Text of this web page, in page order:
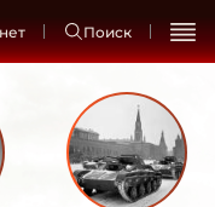
Поиск